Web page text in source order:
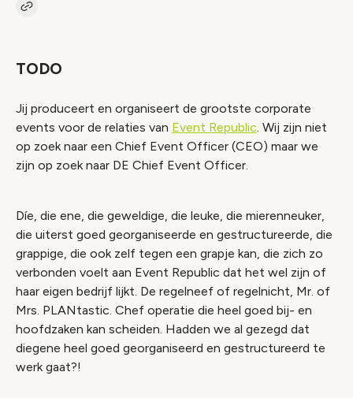
Kopieer link naar vacature
TODO
Jij produceert en organiseert de grootste corporate
events voor de relaties van Event Republic. Wij zijn niet
op zoek naar een Chief Event Officer (CEO) maar we
zijn op zoek naar DE Chief Event Officer.
Díe, die ene, die geweldige, die leuke, die mierenneuker,
die uiterst goed georganiseerde en gestructureerde, die
grappige, die ook zelf tegen een grapje kan, die zich zo
verbonden voelt aan Event Republic dat het wel zijn of
haar eigen bedrijf lijkt. De regelneef of regelnicht, Mr. of
Mrs. PLANtastic. Chef operatie die heel goed bij- en
hoofdzaken kan scheiden. Hadden we al gezegd dat
diegene heel goed georganiseerd en gestructureerd te
werk gaat?!